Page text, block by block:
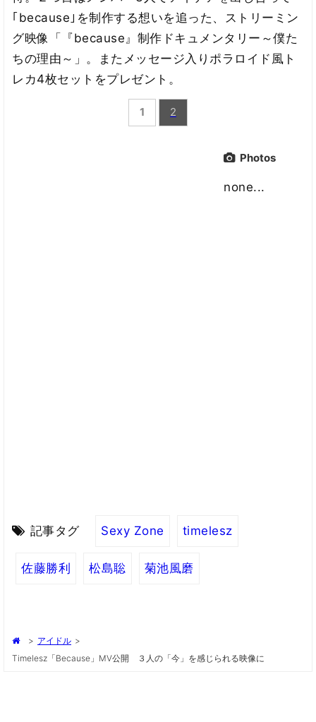
｢because｣を制作する想いを追った、ストリーミン
グ映像「『because』制作ドキュメンタリー～僕た
ちの理由～」。またメッセージ入りポラロイド風ト
レカ4枚セットをプレゼント。
1 2
Photos
none...
記事タグ Sexy Zone timelesz
佐藤勝利 松島聡 菊池風磨
> アイドル >
Timelesz「because」MV公開 ３人の「今」を感じられる映像に